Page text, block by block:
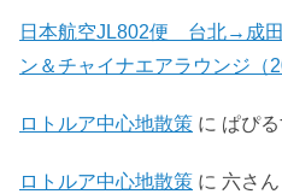
日本航空JL802便 台北→成
ン＆チャイナエアラウンジ（
ロトルア中心地散策 に ぱぴ
ロトルア中心地散策 に 六さん